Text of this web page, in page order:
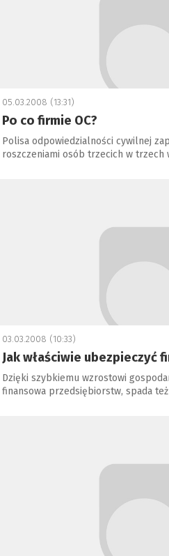
05.03.2008 (13:31)
Po co firmie OC?
Polisa odpowiedzialności cywilnej
roszczeniami osób trzecich w trzech
03.03.2008 (10:33)
Jak właściwie ubezpieczyć
Dzięki szybkiemu wzrostowi
finansowa przedsiębiorstw, spada